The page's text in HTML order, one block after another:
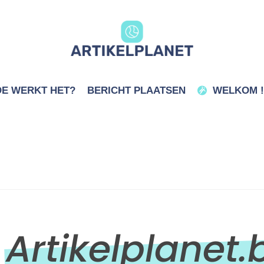
WERKT HET? BERICHT PLAATSEN WELKOM !